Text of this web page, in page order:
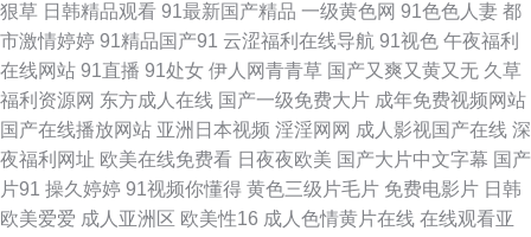
花官网免费 韩日av网址 97色色欧美性爱 激情av入口 国产精品剧情 大香蕉
99热 最新亚洲黄色网址 91福利网站 最新久草视频观看 99热这只有精品 操
碰日韩 久久伊人精品视频 九一大香蕉 另类69Av 久久伊人成人 九一传媒传媒
视频 黄色电影地址 国模100p 国产精品吃瓜视频 美女奸三级 欧洲激情人妻
狠草 日韩精品观看 91最新国产精品 一级黄色网 91色色人妻 都
市激情婷婷 91精品国产91 云涩福利在线导航 91视色 午夜福利
在线网站 91直播 91处女 伊人网青青草 国产又爽又黄又无 久草
福利资源网 东方成人在线 国产一级免费大片 成年免费视频网站
国产在线播放网站 亚洲日本视频 淫淫网网 成人影视国产在线 深
夜福利网址 欧美在线免费看 日夜夜欧美 国产大片中文字幕 国产
片91 操久婷婷 91视频你懂得 黄色三级片毛片 免费电影片 日韩
欧美爱爱 成人亚洲区 欧美性16 成人色情黄片在线 在线观看亚